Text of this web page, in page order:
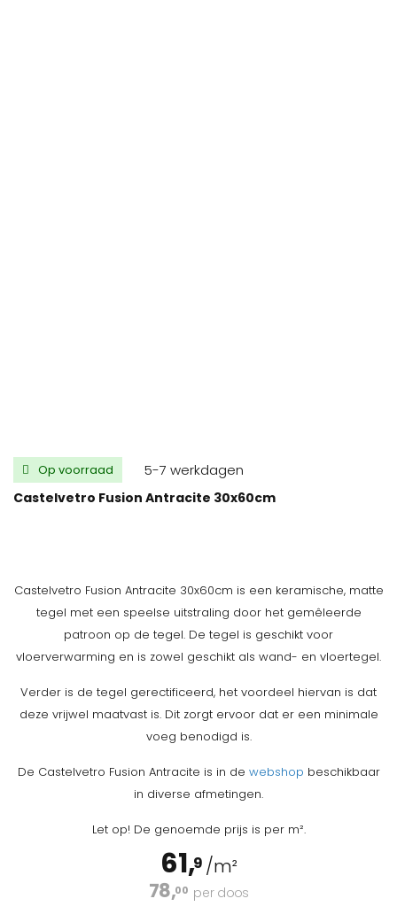
Op voorraad 5-7 werkdagen
Castelvetro Fusion Antracite 30x60cm
Castelvetro Fusion Antracite 30x60cm is een keramische, matte
tegel met een speelse uitstraling door het gemêleerde
patroon op de tegel. De tegel is geschikt voor
vloerverwarming en is zowel geschikt als wand- en vloertegel.
Verder is de tegel gerectificeerd, het voordeel hiervan is dat
deze vrijwel maatvast is. Dit zorgt ervoor dat er een minimale
voeg benodigd is.
De Castelvetro Fusion Antracite is in de webshop beschikbaar
in diverse afmetingen.
Let op! De genoemde prijs is per m².
61,9 /m²
78,00 per doos